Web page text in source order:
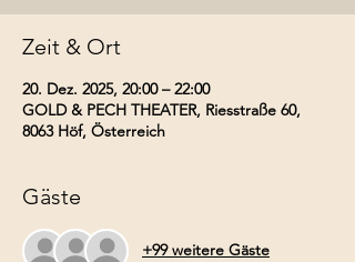
Zeit & Ort
20. Dez. 2025, 20:00 – 22:00
GOLD & PECH THEATER, Riesstraße 60,
8063 Höf, Österreich
Gäste
+99 weitere Gäste